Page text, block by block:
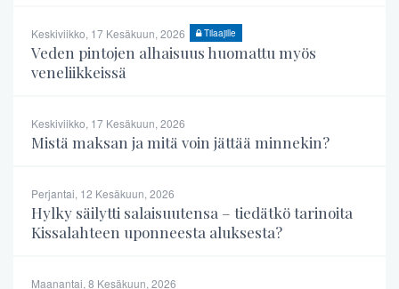
Keskiviikko, 17 Kesäkuun, 2026 Tilaajille
Veden pintojen alhaisuus huomattu myös
veneliikkeissä
Keskiviikko, 17 Kesäkuun, 2026
Mistä maksan ja mitä voin jättää minnekin?
Perjantai, 12 Kesäkuun, 2026
Hylky säilytti salaisuutensa – tiedätkö tarinoita
Kissalahteen uponneesta aluksesta?
Maanantai, 8 Kesäkuun, 2026